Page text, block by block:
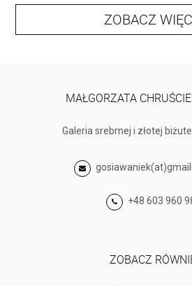
ZOBACZ
MAŁGORZATA
Galeria srebrnej i złotej
+48 603 960
ZOBACZ